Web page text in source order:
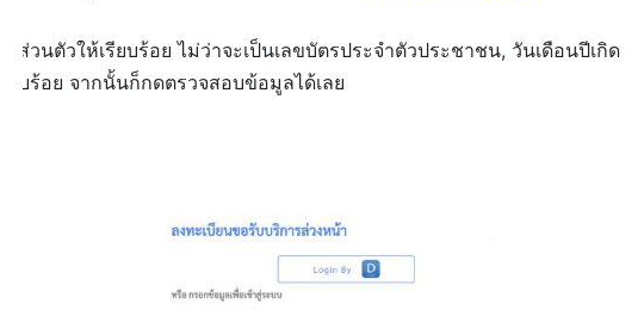
ลส่วนตัวให้เรียบร้อย ไม่ว่าจะเป็นเลขบัตรประจำตัวประชาชน, วันเดือนปีเกิด
ยบร้อย จากนั้นก็กดตรวจสอบข้อมูลได้เลย